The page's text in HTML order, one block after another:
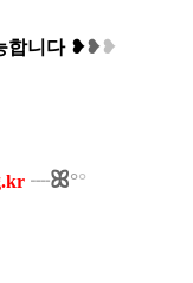
합니다 ❥❥❥
┈ꕤ°°